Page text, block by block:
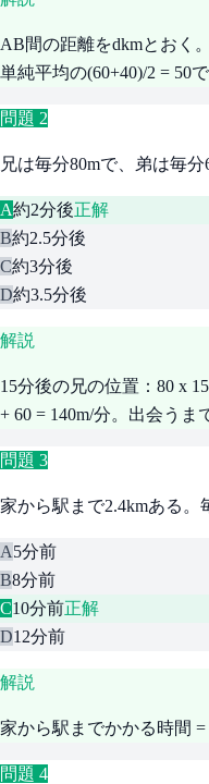
AB間の距離をdkmとおく
単純平均の(60+40)/2 = 50
問題 2
兄は毎分80mで、弟は毎
A約2分後正解
B約2.5分後
C約3分後
D約3.5分後
解説
15分後の兄の位置：80 x
+ 60 = 140m/分。出会うま
問題 3
家から駅まで2.4kmある。
A5分前
B8分前
C10分前正解
D12分前
解説
家から駅までかかる時間 =
問題 4